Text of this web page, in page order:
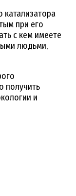
при его
с кем имеете
людьми,
получить
и